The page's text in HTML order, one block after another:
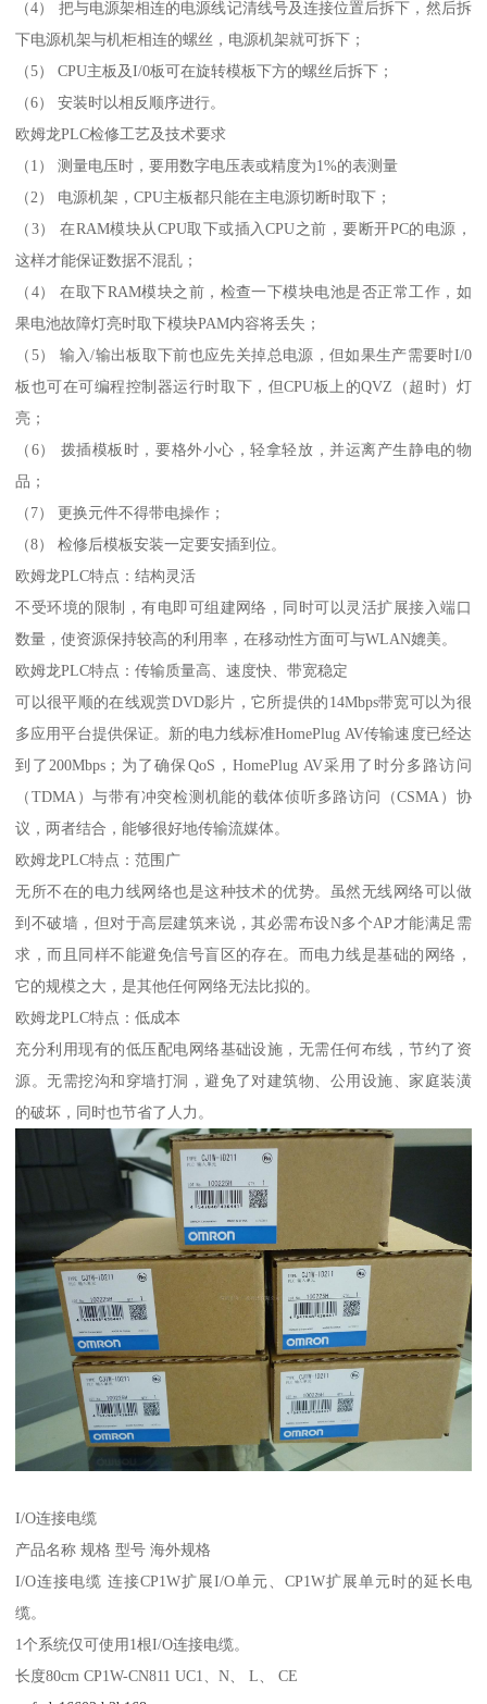
（4） 把与电源架相连的电源线记清线号及连接位置后拆下，然后拆
下电源机架与机柜相连的螺丝，电源机架就可拆下；
（5） CPU主板及I/0板可在旋转模板下方的螺丝后拆下；
（6） 安装时以相反顺序进行。
欧姆龙PLC检修工艺及技术要求
（1） 测量电压时，要用数字电压表或精度为1%的表测量
（2） 电源机架，CPU主板都只能在主电源切断时取下；
（3） 在RAM模块从CPU取下或插入CPU之前，要断开PC的电源，
这样才能保证数据不混乱；
（4） 在取下RAM模块之前，检查一下模块电池是否正常工作，如
果电池故障灯亮时取下模块PAM内容将丢失；
（5） 输入/输出板取下前也应先关掉总电源，但如果生产需要时I/0
板也可在可编程控制器运行时取下，但CPU板上的QVZ（超时）灯
亮；
（6） 拨插模板时，要格外小心，轻拿轻放，并运离产生静电的物
品；
（7） 更换元件不得带电操作；
（8） 检修后模板安装一定要安插到位。
欧姆龙PLC特点：结构灵活
不受环境的限制，有电即可组建网络，同时可以灵活扩展接入端口
数量，使资源保持较高的利用率，在移动性方面可与WLAN媲美。
欧姆龙PLC特点：传输质量高、速度快、带宽稳定
可以很平顺的在线观赏DVD影片，它所提供的14Mbps带宽可以为很
多应用平台提供保证。新的电力线标准HomePlug AV传输速度已经达
到了200Mbps；为了确保QoS，HomePlug AV采用了时分多路访问
（TDMA）与带有冲突检测机能的载体侦听多路访问（CSMA）协
议，两者结合，能够很好地传输流媒体。
欧姆龙PLC特点：范围广
无所不在的电力线网络也是这种技术的优势。虽然无线网络可以做
到不破墙，但对于高层建筑来说，其必需布设N多个AP才能满足需
求，而且同样不能避免信号盲区的存在。而电力线是基础的网络，
它的规模之大，是其他任何网络无法比拟的。
欧姆龙PLC特点：低成本
充分利用现有的低压配电网络基础设施，无需任何布线，节约了资
源。无需挖沟和穿墙打洞，避免了对建筑物、公用设施、家庭装潢
的破坏，同时也节省了人力。
I/O连接电缆
产品名称 规格 型号 海外规格
I/O连接电缆 连接CP1W扩展I/O单元、CP1W扩展单元时的延长电
缆。
1个系统仅可使用1根I/O连接电缆。
长度80cm CP1W-CN811 UC1、N、 L、 CE